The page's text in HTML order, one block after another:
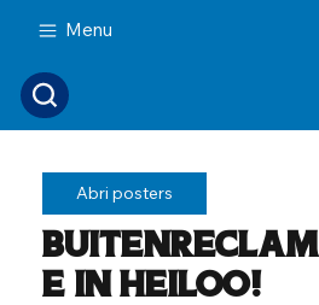
Menu
Abri posters
Buitenreclam
e in Heiloo!